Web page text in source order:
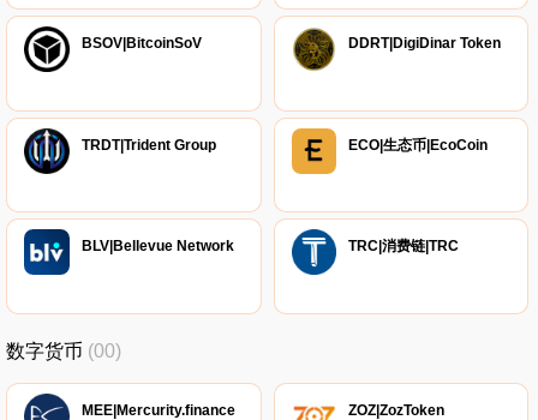
BSOV|BitcoinSoV DDRT|DigiDinar Token
TRDT|Trident Group ECO|生态币|EcoCoin
BLV|Bellevue Network TRC|消费链|TRC
数字货币 (00)
MEE|Mercurity.finance ZOZ|ZozToken